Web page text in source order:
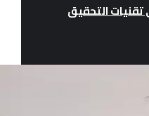
تقنيات التحقيق